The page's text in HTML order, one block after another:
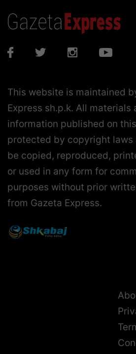
This website is maintained
Express sh.p.k. All materials
information published on
protected by copyright laws
be copied, reproduced,
or used in any form for
purposes without prior
from Gazeta Express.